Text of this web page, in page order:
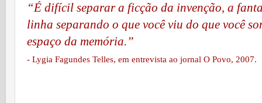
“É difícil separar a ficção da invenção, a
linha separando o que você viu do que você
espaço da memória.”
- Lygia Fagundes Telles, em entrevista ao jornal O Povo, 2007.